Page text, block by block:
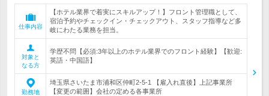
仕事内容
【ホテル業界で着実にスキルアップ！】フロント管理職として、
宿泊予約やチェックイン・チェックアウト、スタッフ指導など多
岐にわたる業務を担当。
対象と
なる方
学歴不問【必須:3年以上のホテル業界でのフロント経験】【歓迎:
英語・中国語】
勤務地
埼玉県さいたま市浦和区仲町2-5-1 【雇入れ直後】上記事業所
【変更の範囲】会社の定める各事業所